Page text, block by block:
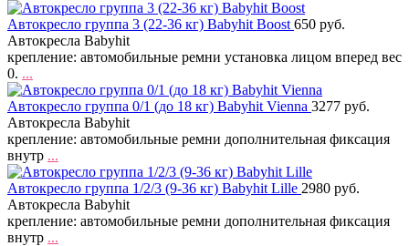
Автокресло группа 3 (22-36 кг) Babyhit Boost 650 руб.
Автокресла Babyhit
крепление: автомобильные ремни установка лицом вперед вес
0. ...
Автокресло группа 0/1 (до 18 кг) Babyhit Vienna 3277 руб.
Автокресла Babyhit
крепление: автомобильные ремни дополнительная фиксация
внутр ...
Автокресло группа 1/2/3 (9-36 кг) Babyhit Lille 2980 руб.
Автокресла Babyhit
крепление: автомобильные ремни дополнительная фиксация
внутр ...